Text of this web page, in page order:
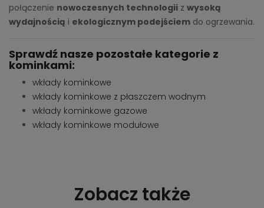
połączenie nowoczesnych technologii z wysoką
wydajnością i ekologicznym podejściem do ogrzewania.
Sprawdź nasze pozostałe kategorie z
kominkami:
wkłady kominkowe
wkłady kominkowe z płaszczem wodnym
wkłady kominkowe gazowe
wkłady kominkowe modułowe
Zobacz także